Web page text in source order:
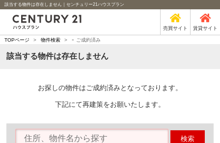
該当する物件は存在しません｜センチュリー21ハウスプラン
売買サイト 賃貸サイト
TOPページ > 物件検索 > - ご成約済み
該当する物件は存在しません
お探しの物件はご成約済みとなっております。
下記にて再建策をお願いたします。
検索